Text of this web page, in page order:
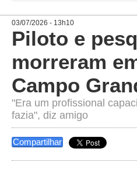
03/07/2026 - 13h10
Piloto e
morreram
Campo
"Era um profissional
fazia", diz amigo
Compartilhar